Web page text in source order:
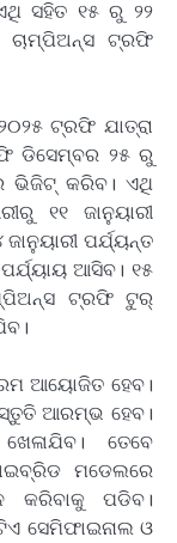
ସହିତ ୧୫ ରୁ ୨୨
ଟ୍ରଫି
ଟ୍ରଫି ଯାତ୍ରା
ଡିସେମ୍ବର ୨୫ ରୁ
ଭିଜିଟ୍ କରିବ। ଏଥି
୧୧ ଜାନୁୟାରୀ
ପର୍ଯ୍ୟନ୍ତ
ଆସିବ। ୧୫
ଟ୍ରଫି ଟୁର୍
ଆୟୋଜିତ ହେବ।
ଆରମ୍ଭ ହେବ।
ତେବେ
ମଡେଲରେ
କରିବାକୁ ପଡିବ।
ସେମିଫାଇନାଲ ଓ